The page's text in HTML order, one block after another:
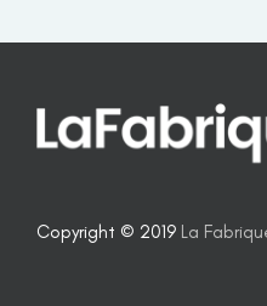
Copyright © 2019 La